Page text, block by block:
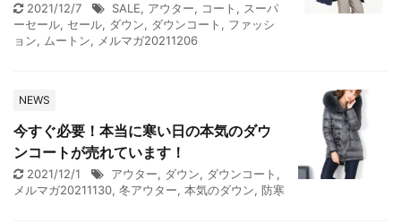
2021/12/7 SALE, アウター, コート , スーパ
ーセール, セール, ダウン, ダウンコート , ファッシ
ョン, ムートン, メルマガ20211206
NEWS
今すぐ必要！本当に寒い日の本気のダウ
ンコートが売れています！
2021/12/1 アウター, ダウン, ダウンコート ,
メルマガ20211130, 冬アウター, 本気のダウン, 防寒